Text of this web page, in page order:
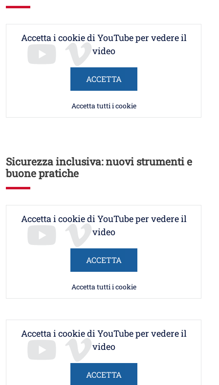
Accetta i cookie di YouTube per vedere il
video
ACCETTA
Accetta tutti i cookie
Sicurezza inclusiva: nuovi strumenti e
buone pratiche
Accetta i cookie di YouTube per vedere il
video
ACCETTA
Accetta tutti i cookie
Accetta i cookie di YouTube per vedere il
video
ACCETTA